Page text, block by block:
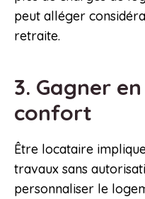
peut alléger
retraite.
3. Gagner
confort
Être locataire
travaux sans
personnaliser le